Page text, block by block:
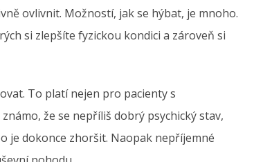
ovlivnit. Možností, jak se hýbat, je mnoho.
si zlepšíte fyzickou kondici a zároveň si
To platí nejen pro pacienty s
že se nepříliš dobrý psychický stav,
je dokonce zhoršit. Naopak nepříjemné